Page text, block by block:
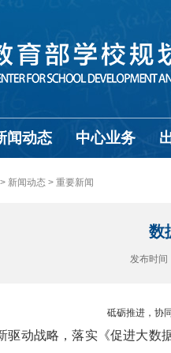
闻动态 中心业务
> 新闻动态 > 重要新闻
数
发布时
砥砺推进，协
驱动战略，落实《促进大数